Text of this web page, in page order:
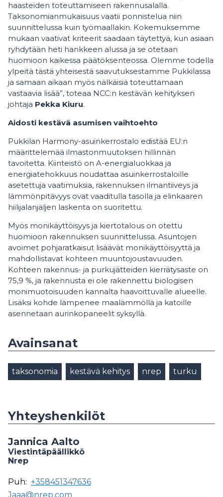
haasteiden toteuttamiseen rakennusalalla.
Taksonomianmukaisuus vaatii ponnistelua niin
suunnittelussa kuin työmaallakin. Kokemuksemme
mukaan vaativat kriteerit saadaan täytettyä, kun asiaan
ryhdytään heti hankkeen alussa ja se otetaan
huomioon kaikessa päätöksenteossa. Olemme todella
ylpeitä tästä yhteisestä saavutuksestamme Pukkilassa
ja samaan aikaan myös nälkäisiä toteuttamaan
vastaavia lisää”, toteaa NCC:n kestävän kehityksen
johtaja Pekka Kiuru.
Aidosti kestävä asumisen vaihtoehto
Pukkilan Harmony-asuinkerrostalo edistää EU:n
määrittelemää ilmastonmuutoksen hillinnän
tavoitetta. Kiinteistö on A-energialuokkaa ja
energiatehokkuus noudattaa asuinkerrostaloille
asetettuja vaatimuksia, rakennuksen ilmantiiveys ja
lämmönpitävyys ovat vaaditulla tasolla ja elinkaaren
hiilijalanjäljen laskenta on suoritettu.
Myös monikäyttöisyys ja kiertotalous on otettu
huomioon rakennuksen suunnittelussa. Asuntojen
avoimet pohjaratkaisut lisäävät monikäyttöisyyttä ja
mahdollistavat kohteen muuntojoustavuuden.
Kohteen rakennus- ja purkujätteiden kierrätysaste on
75,9 %, ja rakennusta ei ole rakennettu biologisen
monimuotoisuuden kannalta haavoittuvalle alueelle.
Lisäksi kohde lämpenee maalämmöllä ja katoille
asennetaan aurinkopaneelit syksyllä.
Avainsanat
taksonomia kestävä kehitys nrep turku
Yhteyshenkilöt
Jannica Aalto
Viestintäpäällikkö
Nrep
Puh: +358451347636
Jaaa@nrep.com